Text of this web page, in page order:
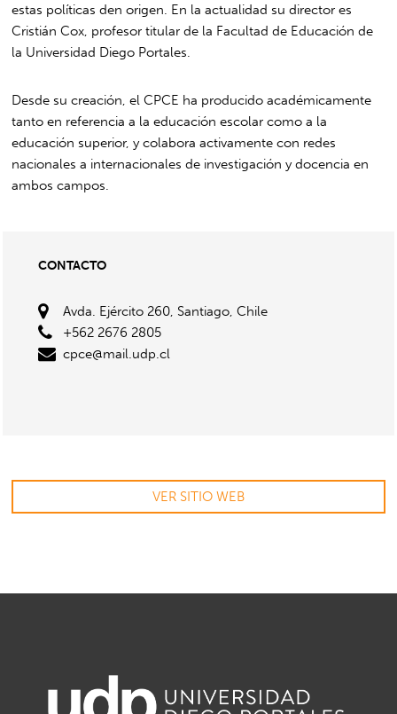
estas políticas den origen. En la actualidad su director es
Cristián Cox, profesor titular de la Facultad de Educación de
la Universidad Diego Portales.
Desde su creación, el CPCE ha producido académicamente
tanto en referencia a la educación escolar como a la
educación superior, y colabora activamente con redes
nacionales a internacionales de investigación y docencia en
ambos campos.
CONTACTO
Avda. Ejército 260, Santiago, Chile
+562 2676 2805
cpce@mail.udp.cl
VER SITIO WEB